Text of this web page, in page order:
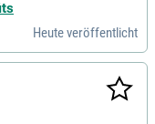
operative
von Fort- und Weite
Heute veröffentlicht